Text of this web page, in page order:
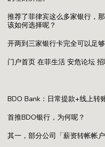
推荐了菲律宾这么多家银行，
该如何选择呢？
开两到三家银行卡完全可以足
门户首页 在菲生活 安危论坛
BDO Bank：日常提款+线上转
首推BDO银行，为何呢？
其一，部分公司「薪资转帐帐